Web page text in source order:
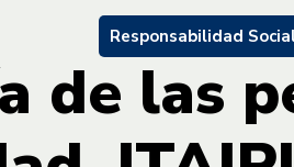
Responsabilidad
de las